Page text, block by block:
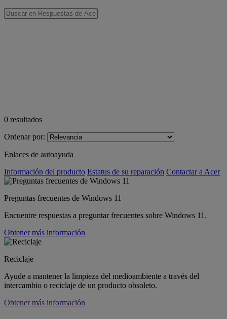
0 resultados
Ordenar por:
Enlaces de autoayuda
Información del producto Estatus de su reparación Contactar a Acer
Preguntas frecuentes de Windows 11
Encuentre respuestas a preguntar frecuentes sobre Windows 11.
Obtener más información
Reciclaje
Ayude a mantener la limpieza del medioambiente a través del
intercambio o reciclaje de un producto obsoleto.
Obtener más información